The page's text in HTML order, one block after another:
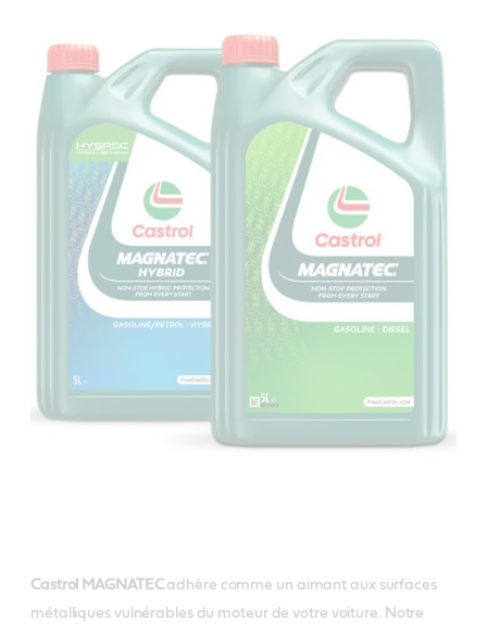
Castrol MAGNATECadhère comme un aimant aux surfaces
métalliques vulnérables du moteur de votre voiture. Notre